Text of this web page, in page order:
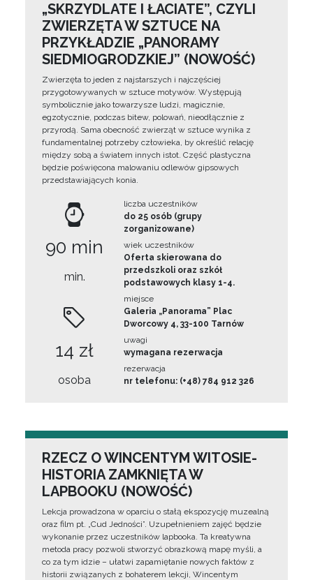
„SKRZYDLATE I ŁACIATE”, CZYLI
ZWIERZĘTA W SZTUCE NA
PRZYKŁADZIE „PANORAMY
SIEDMIOGRODZKIEJ” (NOWOŚĆ)
Zwierzęta to jeden z najstarszych i najczęściej
przygotowywanych w sztuce motywów. Występują
symbolicznie jako towarzysze ludzi, magicznie,
egzotycznie, podczas bitew, polowań, nieodłącznie z
przyrodą. Sama obecność zwierząt w sztuce wynika z
fundamentalnej potrzeby człowieka, by określić relację
między sobą a światem innych istot. Część plastyczna
będzie poświęcona malowaniu odlewów gipsowych
przedstawiających konia.
90 min
min.
14 zł
osoba
liczba uczestników
do 25 osób (grupy
zorganizowane)
wiek uczestników
Oferta skierowana do
przedszkoli oraz szkół
podstawowych klasy 1-4.
miejsce
Galeria „Panorama” Plac
Dworcowy 4, 33-100 Tarnów
uwagi
wymagana rezerwacja
rezerwacja
nr telefonu: (+48) 784 912 326
RZECZ O WINCENTYM WITOSIE-
HISTORIA ZAMKNIĘTA W
LAPBOOKU (NOWOŚĆ)
Lekcja prowadzona w oparciu o stałą ekspozycję muzealną
oraz film pt. „Cud Jedności”. Uzupełnieniem zajęć będzie
wykonanie przez uczestników lapbooka. Ta kreatywna
metoda pracy pozwoli stworzyć obrazkową mapę myśli, a
co za tym idzie – ułatwi zapamiętanie nowych faktów z
historii związanych z bohaterem lekcji, Wincentym